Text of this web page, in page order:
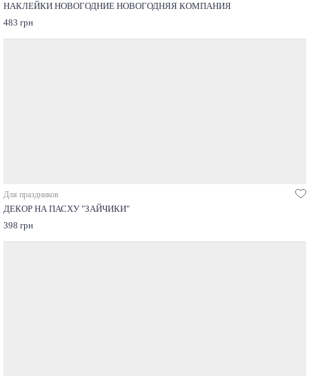
НАКЛЕЙКИ НОВОГОДНИЕ НОВОГОДНЯЯ КОМПАНИЯ
483 грн
Для праздников
ДЕКОР НА ПАСХУ "ЗАЙЧИКИ"
398 грн